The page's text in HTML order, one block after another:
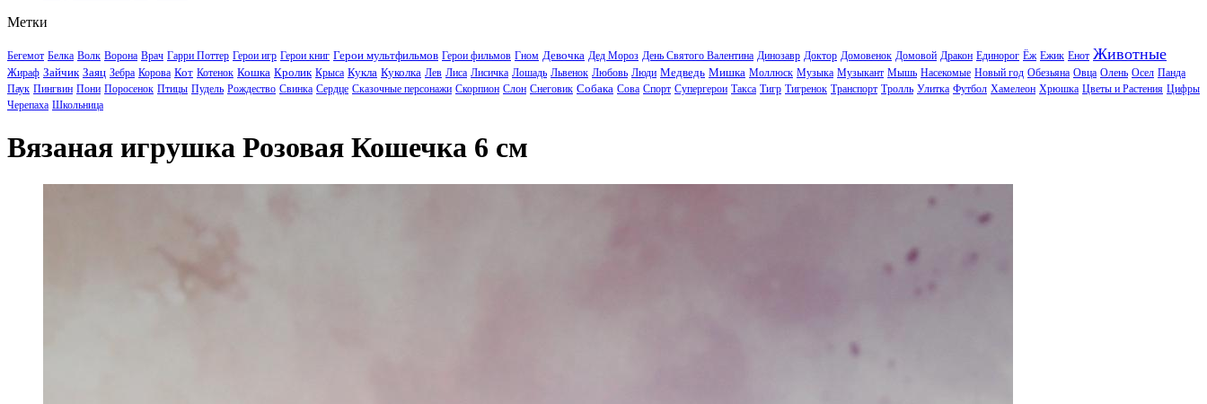
Метки
Бегемот Белка Волк Ворона Врач Гарри Поттер Герои игр Герои книг Герои мультфильмов Герои фильмов Гном Девочка Дед Мороз День Святого Валентина Динозавр Доктор Домовенок Домовой Дракон Единорог Ёж Ежик Енот Животные
Жираф Зайчик Заяц Зебра Корова Кот Котенок Кошка Кролик Крыса Кукла Куколка Лев Лиса Лисичка Лошадь Львенок Любовь Люди Медведь Мишка Моллюск Музыка Музыкант Мышь Насекомые Новый год Обезьяна Овца Олень Осел Панда
Паук Пингвин Пони Поросенок Птицы Пудель Рождество Свинка Сердце Сказочные персонажи Скорпион Слон Снеговик Собака Сова Спорт Супергерои Такса Тигр Тигренок Транспорт Тролль Улитка Футбол Хамелеон Хрюшка Цветы и Растения Цифры
Черепаха Школьница
Вязаная игрушка Розовая Кошечка 6 см